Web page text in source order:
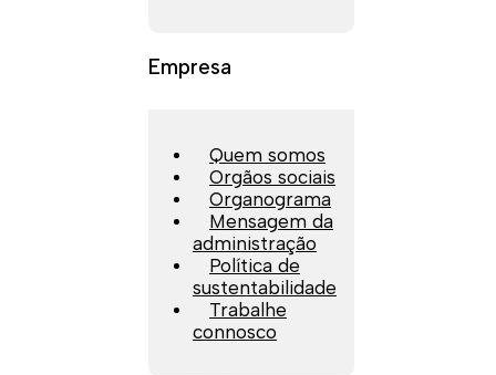
Empresa
Quem somos
Orgãos sociais
Organograma
Mensagem da
administração
Política de
sustentabilidade
Trabalhe
connosco